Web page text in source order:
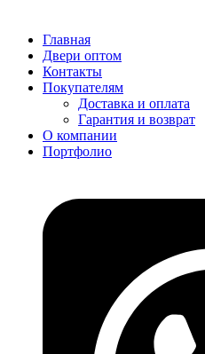
Главная
Двери оптом
Контакты
Покупателям
Доставка и оплата
Гарантия и возврат
О компании
Портфолио